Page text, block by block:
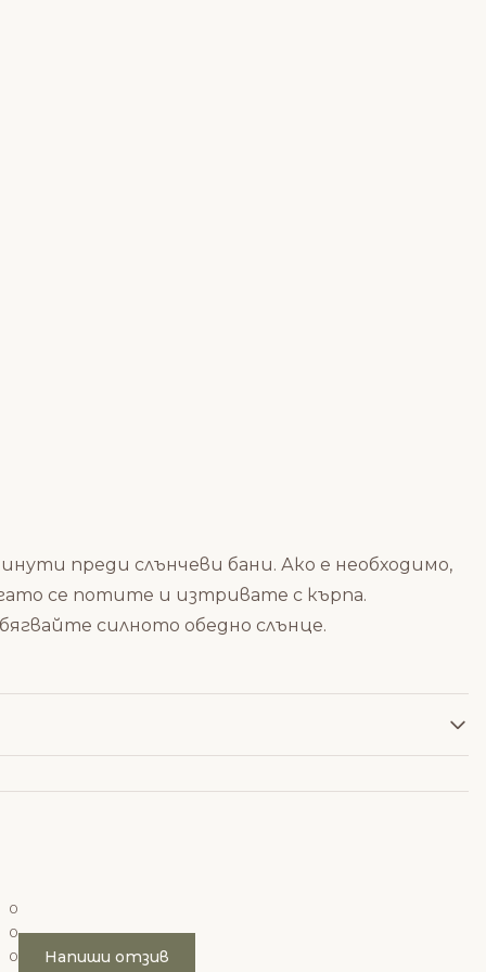
преди слънчеви бани. Ако е необходимо,
се потите и изтривате с кърпа.
силното обедно слънце.
0
0
0
Напиши отзив